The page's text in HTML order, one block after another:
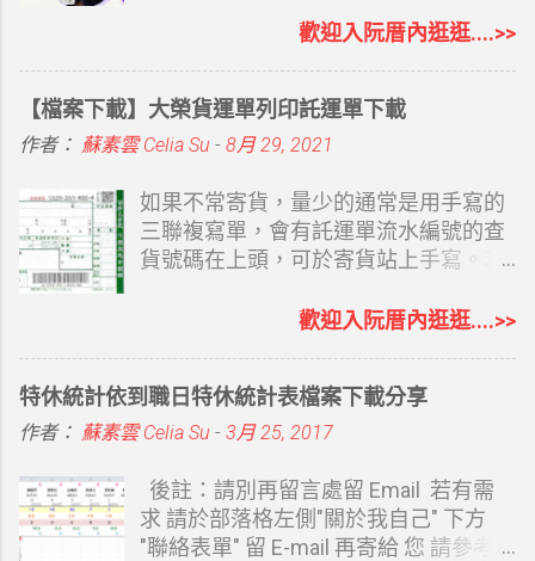
建立自己的專屬網站 從 0 開始打造個人
Blogger 都有點難度，Canva 你也覺得
還要有想法，當然還有其他的 AI 工具可
受大家歡迎，常用、沒陌生感的
ChatGPT 也有了相對完整的網站功能。
說它完整是因為涵蓋了必要的 SEO 及想
OpenAI 於 2026 年 7 月 9 日宣布推出
建立、修改及發布網站。不需要懂
HTML、CSS，也不用購買主機或安裝
網站，就能透過對話逐步完成。 目前開
放給 Pro、Pro Lite、Edu 等帳號使用
者，Plus 帳號陸續開放中，免費帳號及
歡迎入阮厝內逛逛....>>
【檔案下載】大榮貨運單列印託運單下載
作者： 蘇素雲 Celia Su - 8月 29, 2021
如果不常寄貨，量少的通常是用手寫的
三聯複寫單，會有託運單流水編號的查
貨號碼在上頭，可於寄貨站上手寫。若
的三聯托運單，再自己套表列印，至少
備用，當然電腦強的還是可以 EXCEL
建立資料再至 WORD 套印，選擇一個自
提供，有需要的再留言和我說（別直接
留 Email 嘿，會被看光） 最方便的當然
是請大榮貨運來公司安裝託運軟體，再
歡迎入阮厝內逛逛....>>
特休統計依到職日特休統計表檔案下載分享
作者： 蘇素雲 Celia Su - 3月 25, 2017
後註：請別再留言處留 Email 若有需
求 請於部落格左側"關於我自己" 下方
"聯絡表單" 留 E-mail 再寄給 您 請參考